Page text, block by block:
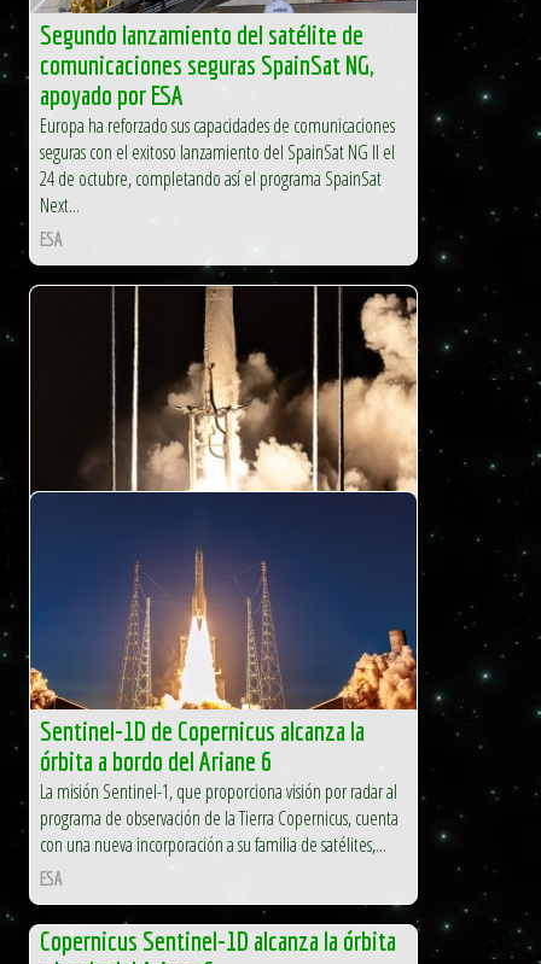
Segundo lanzamiento del satélite de
comunicaciones seguras SpainSat NG,
apoyado por ESA
Europa ha reforzado sus capacidades de comunicaciones
seguras con el exitoso lanzamiento del SpainSat NG II el
24 de octubre, completando así el programa SpainSat
Next...
ESA
Los creadores digitales y usuarios de redes sociales están
invitados a inscribirse para asistir al lanzamiento de la
misión Artemis II de la NASA. El cohete Sistema de...
Sentinel-1D de Copernicus alcanza la
órbita a bordo del Ariane 6
La misión Sentinel-1, que proporciona visión por radar al
programa de observación de la Tierra Copernicus, cuenta
con una nueva incorporación a su familia de satélites,...
ESA
Copernicus Sentinel-1D alcanza la órbita